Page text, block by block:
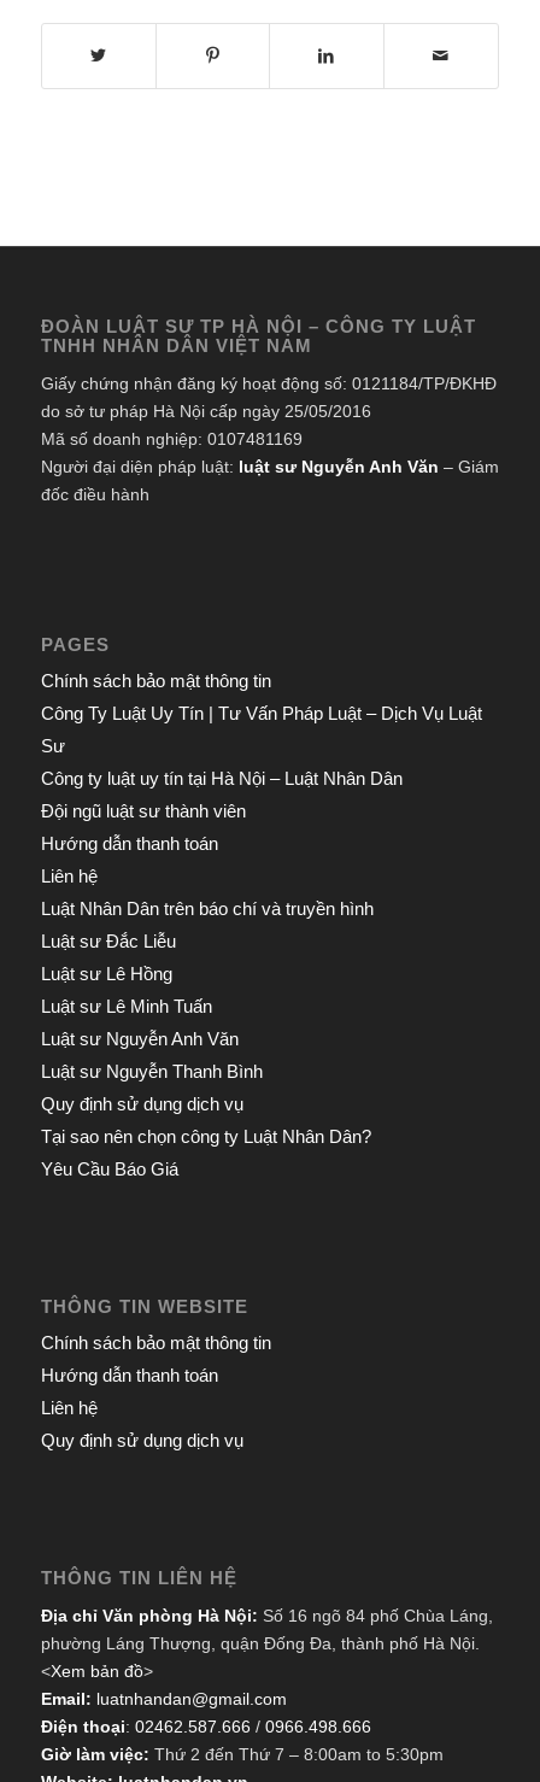
ĐOÀN LUẬT SƯ TP HÀ NỘI – CÔNG TY LUẬT
TNHH NHÂN DÂN VIỆT NAM
Giấy chứng nhận đăng ký hoạt động số: 0121184/TP/ĐKHĐ
do sở tư pháp Hà Nội cấp ngày 25/05/2016
Mã số doanh nghiệp: 0107481169
Người đại diện pháp luật: luật sư Nguyễn Anh Văn – Giám
đốc điều hành
PAGES
Chính sách bảo mật thông tin
Công Ty Luật Uy Tín | Tư Vấn Pháp Luật – Dịch Vụ Luật
Sư
Công ty luật uy tín tại Hà Nội – Luật Nhân Dân
Đội ngũ luật sư thành viên
Hướng dẫn thanh toán
Liên hệ
Luật Nhân Dân trên báo chí và truyền hình
Luật sư Đắc Liễu
Luật sư Lê Hồng
Luật sư Lê Minh Tuấn
Luật sư Nguyễn Anh Văn
Luật sư Nguyễn Thanh Bình
Quy định sử dụng dịch vụ
Tại sao nên chọn công ty Luật Nhân Dân?
Yêu Cầu Báo Giá
THÔNG TIN WEBSITE
Chính sách bảo mật thông tin
Hướng dẫn thanh toán
Liên hệ
Quy định sử dụng dịch vụ
THÔNG TIN LIÊN HỆ
Địa chỉ Văn phòng Hà Nội: Số 16 ngõ 84 phố Chùa Láng,
phường Láng Thượng, quận Đống Đa, thành phố Hà Nội.
<Xem bản đồ>
Email: luatnhandan@gmail.com
Điện thoại: 02462.587.666 / 0966.498.666
Giờ làm việc: Thứ 2 đến Thứ 7 – 8:00am to 5:30pm